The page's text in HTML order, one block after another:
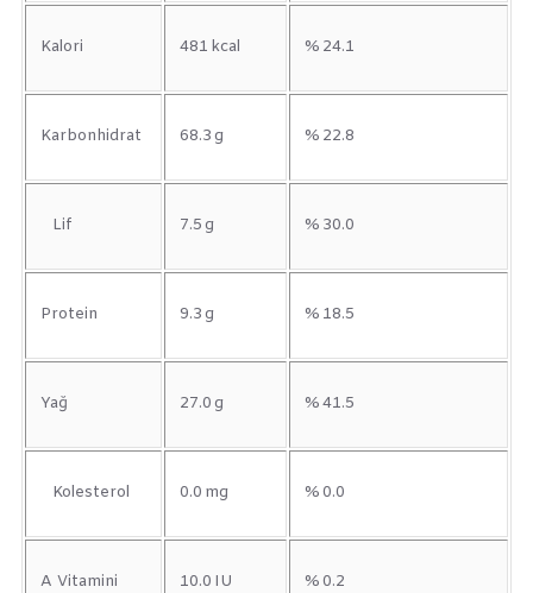
Kalori 481 kcal % 24.1
Karbonhidrat 68.3 g % 22.8
Lif 7.5 g % 30.0
Protein 9.3 g % 18.5
Yağ 27.0 g % 41.5
Kolesterol 0.0 mg % 0.0
A Vitamini 10.0 IU % 0.2